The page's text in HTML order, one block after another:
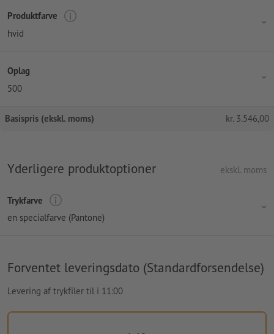
Produktfarve
hvid
Oplag
500
Basispris (ekskl. moms) kr. 3.546,00
Yderligere produktoptioner ekskl. moms
Trykfarve
en specialfarve (Pantone)
Forventet leveringsdato (Standardforsendelse)
Levering af trykfiler til i 11:00